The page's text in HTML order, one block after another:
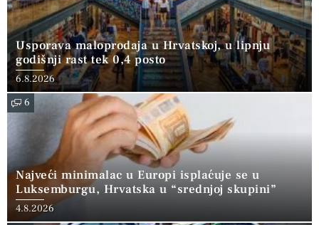
Usporava maloprodaja u Hrvatskoj, u lipnju
godišnji rast tek 0,4 posto
6.8.2026
6
Najveći minimalac u Europi isplaćuje se u
Luksemburgu, Hrvatska u “srednjoj skupini”
4.8.2026